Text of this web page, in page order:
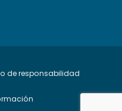
de responsabilidad